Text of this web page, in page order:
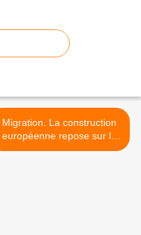
Migration. La construction
européenne repose sur le
droit à la libre circulation,